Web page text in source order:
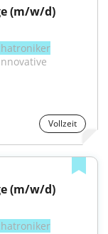
(m/w/d)
Vollzeit
(m/w/d)